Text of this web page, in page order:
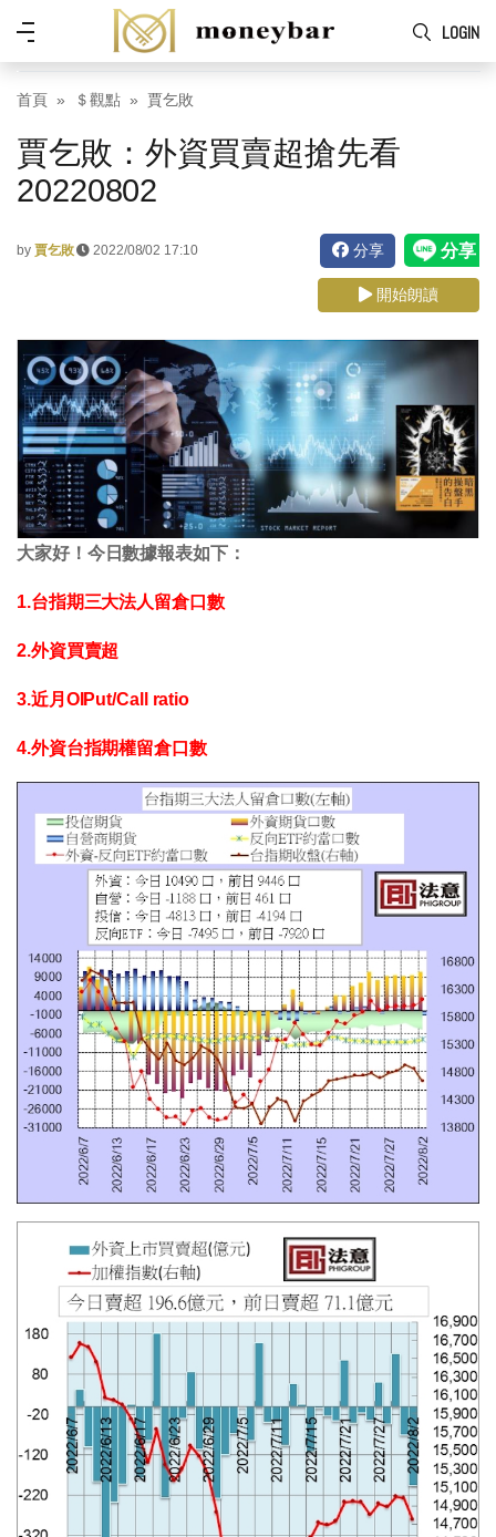
Skip to main content
LOGIN
功
能
表
首頁 ＄觀點 賈乞敗
賈乞敗：外資買賣超搶先看
20220802
by 賈乞敗 2022/08/02 17:10 分享
開始朗讀
大家好！今日數據報表如下：
1.台指期三大法人留倉口數
2.外資買賣超
3.近月OIPut/Call ratio
4.外資台指期權留倉口數